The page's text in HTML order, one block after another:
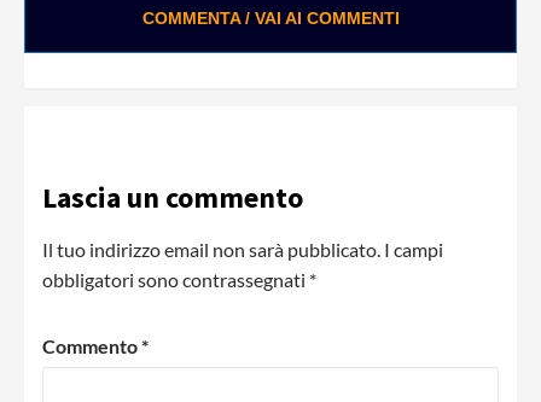
COMMENTA / VAI AI COMMENTI
Lascia un commento
Il tuo indirizzo email non sarà pubblicato. I campi
obbligatori sono contrassegnati *
Commento*